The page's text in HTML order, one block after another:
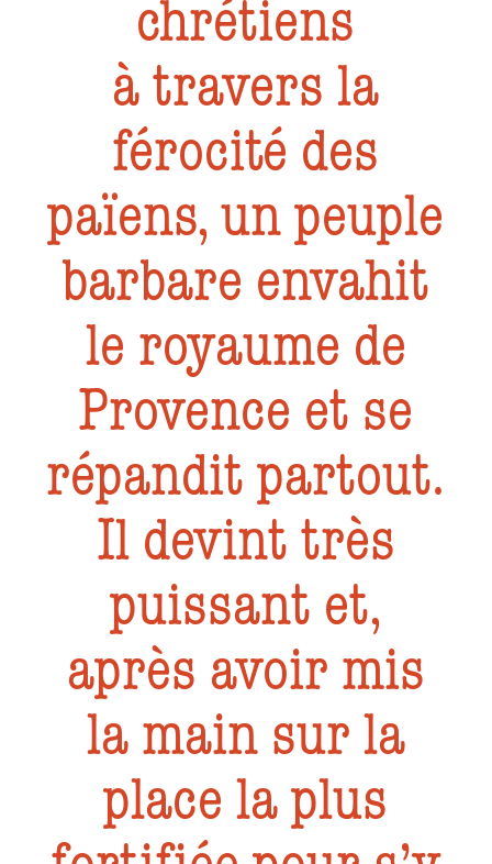
chrétiens
à travers la
férocité des
païens, un peuple
barbare envahit
le royaume de
Provence et se
répandit partout.
Il devint très
puissant et,
après avoir mis
la main sur la
place la plus